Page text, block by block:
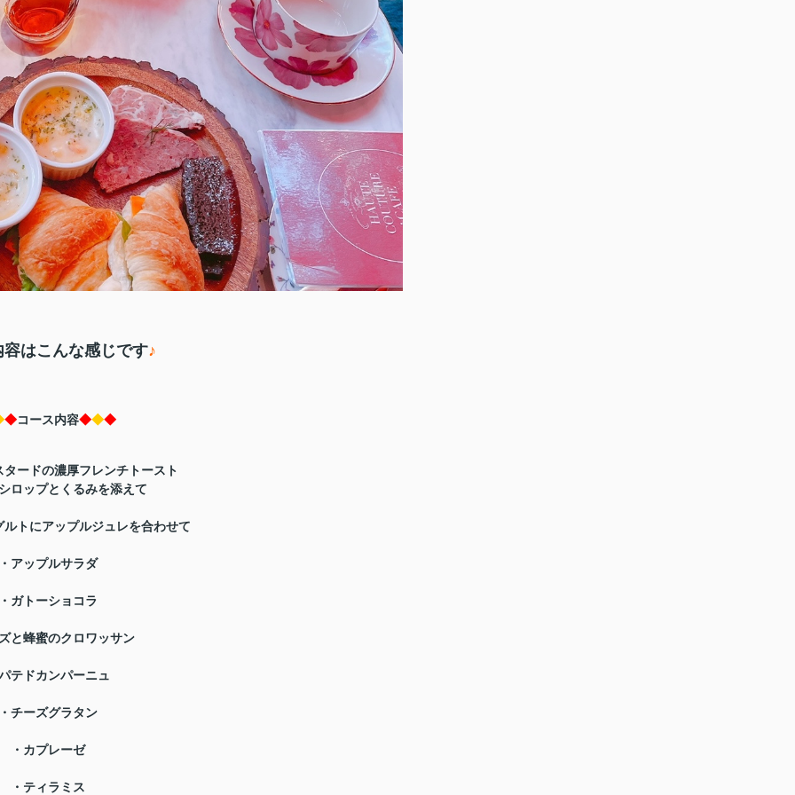
はこんな感じです♪
◆コース内容◆◆◆
タードの濃厚フレンチトースト
ロップとくるみを添えて
ルトにアップルジュレを合わせて
アップルサラダ
ガトーショコラ
と蜂蜜のクロワッサン
テドカンパーニュ
チーズグラタン
・ カプレーゼ
・ ティラミス